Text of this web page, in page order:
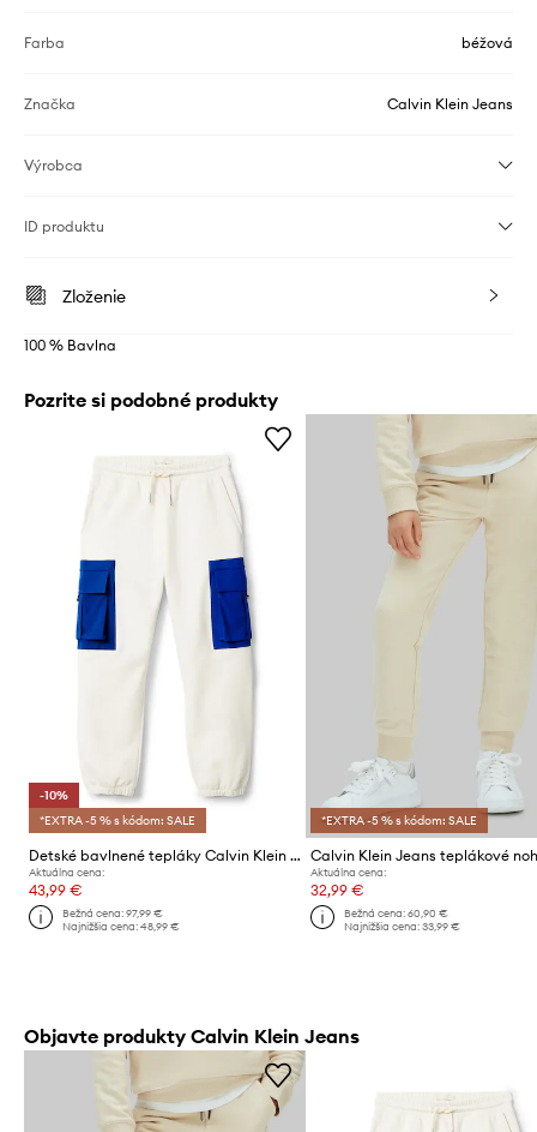
Farba béžová
Značka Calvin Klein Jeans
Výrobca
ID produktu
Zloženie
100 % Bavlna
Pozrite si podobné produkty
-10%
*EXTRA -5 % s kódom: SALE
Detské bavlnené tepláky Calvin Klein Jeans
Aktuálna cena:
43,99 €
Bežná cena:97,99 €
Najnižšia cena:48,99 €
*EXTRA -5 % s kódom: SALE
Aktuálna cena:
32,99 €
Bežná cena: 60,90 €
Najnižšia cena: 33,99 €
Objavte produkty Calvin Klein Jeans